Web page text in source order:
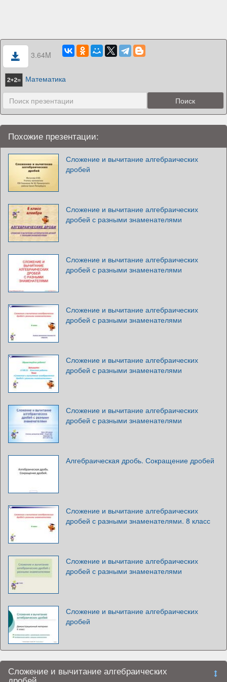
3.64M
Математика
Похожие презентации:
Сложение и вычитание алгебраических
дробей
Сложение и вычитание алгебраических
дробей с разными знаменателями
Сложение и вычитание алгебраических
дробей с разными знаменателями
Сложение и вычитание алгебраических
дробей с разными знаменателями
Сложение и вычитание алгебраических
дробей с разными знаменателями
Сложение и вычитание алгебраических
дробей с разными знаменателями
Алгебраическая дробь. Сокращение дробей
Сложение и вычитание алгебраических
дробей с разными знаменателями. 8 класс
Сложение и вычитание алгебраических
дробей с разными знаменателями
Сложение и вычитание алгебраических
дробей
Сложение и вычитание алгебраических